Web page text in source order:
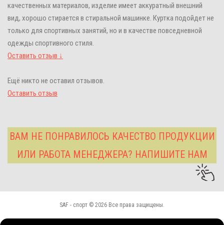
качественных материалов, изделие имеет аккуратный внешний
вид, хорошо стирается в стиральной машинке. Куртка подойдет не
только для спортивных занятий, но и в качестве повседневной
одежды спортивного стиля.
Оставить отзыв ↓
Ещё никто не оставил отзывов.
Оставить отзыв
ВАМ НЕ ПОНРАВИЛОСЬ КАЧЕСТВО ПРОДУКЦИИ
ИЛИ РАБОТА МЕНЕДЖЕРА? НАПИШИТЕ НАМ
SAF - спорт © 2026 Все права защищены.